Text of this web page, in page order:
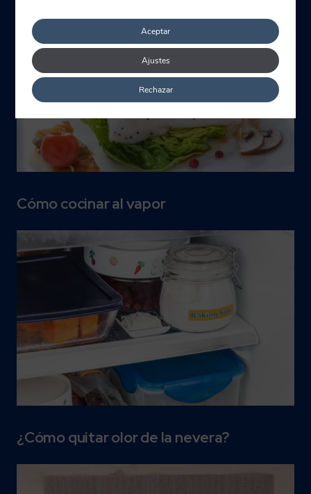
Cómo cocinar al vapor
¿Cómo quitar olor de la nevera?
Aceptar
Rechazar
Ajustes